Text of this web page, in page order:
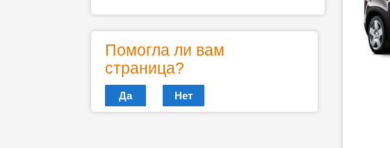
Помогла ли вам
страница?
Да Нет